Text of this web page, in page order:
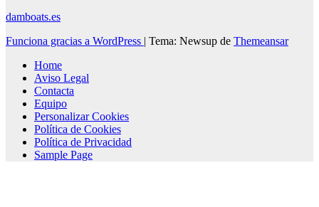
damboats.es
Funciona gracias a WordPress | Tema: Newsup de Themeansar
Home
Aviso Legal
Contacta
Equipo
Personalizar Cookies
Política de Cookies
Política de Privacidad
Sample Page